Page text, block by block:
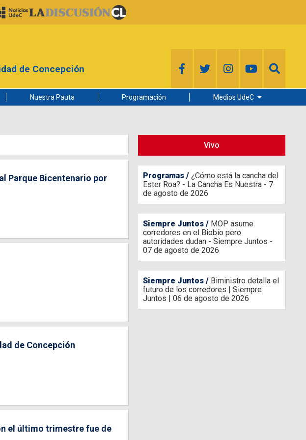
de Concepción
Nuestra Pauta Programación Medios UdeC
Radio UdeC
Parque Bicentenario por
de Concepción
el último trimestre fue de
Vivo
Programas
¿Cómo está la cancha del
Ester Roa? - La Cancha Es Nuestra - 7
de agosto de 2026
Siempre Juntos
MOP asume
corredores en el Biobío pero
autoridades dudan - Siempre Juntos -
07 de agosto de 2026
Siempre Juntos
Biministro detalla el
futuro de los corredores | Siempre
Juntos | 06 de agosto de 2026